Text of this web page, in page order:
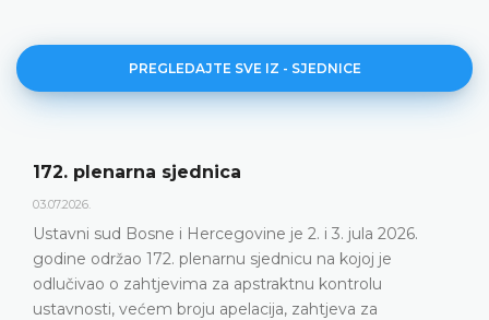
PREGLEDAJTE SVE IZ - SJEDNICE
172. plenarna sjednica
03.07.2026.
Ustavni sud Bosne i Hercegovine je 2. i 3. jula 2026.
godine održao 172. plenarnu sjednicu na kojoj je
odlučivao o zahtjevima za apstraktnu kontrolu
ustavnosti, većem broju apelacija, zahtjeva za